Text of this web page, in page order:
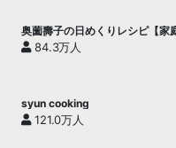
奥薗壽子の日めくりレシピ【家
ネル】
84.3万人
syun cooking
121.0万人